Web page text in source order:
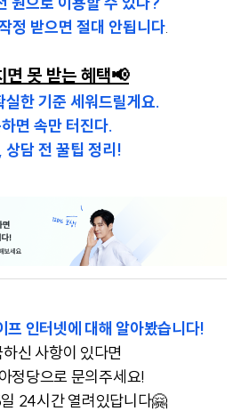
정 받으면 절대 안됩니다.
면 못 받는 혜택📢
한 기준 세워드릴게요.
면 속만 터진다.
담 전 꿀팁 정리!
프 인터넷에 대해 알아봤습니다!
신 사항이 있다면
정당으로 문의주세요!
24시간 열려있답니다🤗